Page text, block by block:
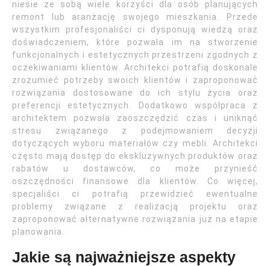
niesie ze sobą wiele korzyści dla osób planujących
remont lub aranżację swojego mieszkania. Przede
wszystkim profesjonaliści ci dysponują wiedzą oraz
doświadczeniem, które pozwala im na stworzenie
funkcjonalnych i estetycznych przestrzeni zgodnych z
oczekiwaniami klientów. Architekci potrafią doskonale
zrozumieć potrzeby swoich klientów i zaproponować
rozwiązania dostosowane do ich stylu życia oraz
preferencji estetycznych. Dodatkowo współpraca z
architektem pozwala zaoszczędzić czas i uniknąć
stresu związanego z podejmowaniem decyzji
dotyczących wyboru materiałów czy mebli. Architekci
często mają dostęp do ekskluzywnych produktów oraz
rabatów u dostawców, co może przynieść
oszczędności finansowe dla klientów. Co więcej,
specjaliści ci potrafią przewidzieć ewentualne
problemy związane z realizacją projektu oraz
zaproponować alternatywne rozwiązania już na etapie
planowania.
Jakie są najważniejsze aspekty